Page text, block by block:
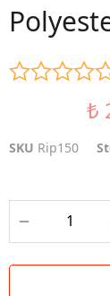
₺
SKU Rip150